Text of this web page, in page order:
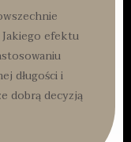
efektu
długości i
dobrą decyzją